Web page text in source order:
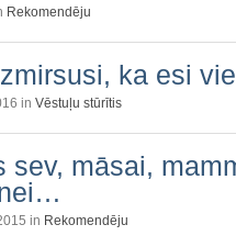
Rekomendēju
ka esi
in Vēstuļu stūrītis
sev, māsai,
in Rekomendēju